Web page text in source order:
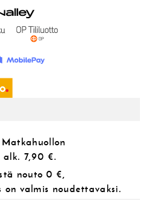
alk. 7,90 €.
nouto 0 €,
valmis noudettavaksi.